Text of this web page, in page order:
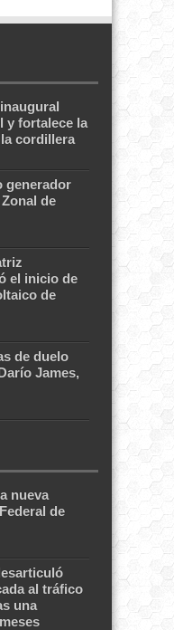
y fortalece la
cordillera
generador
de
el inicio de
de
de duelo
James,
nueva
de
al tráfico
una